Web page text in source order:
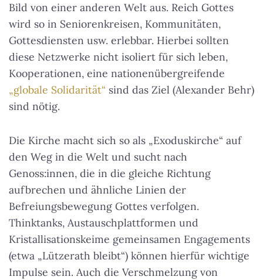
Bild von einer anderen Welt aus. Reich Gottes
wird so in Seniorenkreisen, Kommunitäten,
Gottesdiensten usw. erlebbar. Hierbei sollten
diese Netzwerke nicht isoliert für sich leben,
Kooperationen, eine nationenübergreifende
„globale Solidarität“ sind das Ziel (Alexander Behr)
sind nötig.
Die Kirche macht sich so als „Exoduskirche“ auf
den Weg in die Welt und sucht nach
Genoss:innen, die in die gleiche Richtung
aufbrechen und ähnliche Linien der
Befreiungsbewegung Gottes verfolgen.
Thinktanks, Austauschplattformen und
Kristallisationskeime gemeinsamen Engagements
(etwa „Lützerath bleibt“) können hierfür wichtige
Impulse sein. Auch die Verschmelzung von